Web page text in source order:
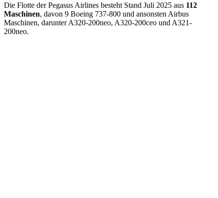
Die Flotte der Pegasus Airlines besteht Stand Juli 2025 aus 112
Maschinen, davon 9 Boeing 737-800 und ansonsten Airbus
Maschinen, darunter A320-200neo, A320-200ceo und A321-
200neo.